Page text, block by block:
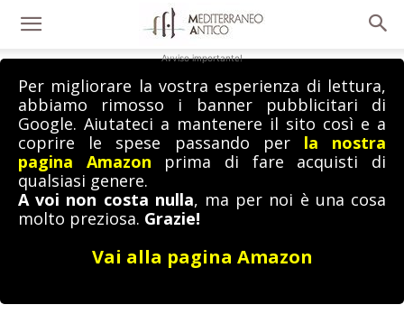
Avviso importante!
Per migliorare la vostra esperienza di lettura,
abbiamo rimosso i banner pubblicitari di
Google. Aiutateci a mantenere il sito così e a
coprire le spese passando per la nostra
pagina Amazon prima di fare acquisti di
qualsiasi genere.
A voi non costa nulla, ma per noi è una cosa
molto preziosa. Grazie!
Vai alla pagina Amazon